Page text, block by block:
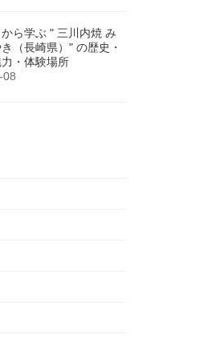
ら学ぶ " 三川内焼 み
（長崎県）" の歴史・
・体験場所
08